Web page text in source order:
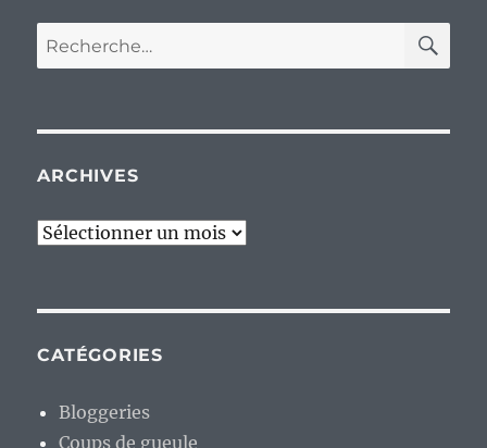
Recherche
pour :
ARCHIVES
Archives
CATÉGORIES
Bloggeries
Coups de gueule